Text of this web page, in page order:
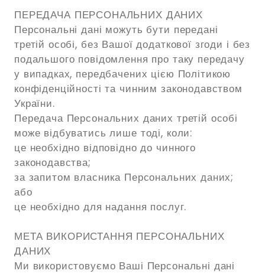
ПЕРЕДАЧА ПЕРСОНАЛЬНИХ ДАНИХ
Персональні дані можуть бути передані
третій особі, без Вашої додаткової згоди і без
подальшого повідомлення про таку передачу
у випадках, передбачених цією Політикою
конфіденційності та чинним законодавством
України.
Передача Персональних даних третій особі
може відбуватись лише тоді, коли:
це необхідно відповідно до чинного
законодавства;
за запитом власника Персональних даних;
або
це необхідно для надання послуг.
МЕТА ВИКОРИСТАННЯ ПЕРСОНАЛЬНИХ
ДАНИХ
Ми використовуємо Ваші Персональні дані